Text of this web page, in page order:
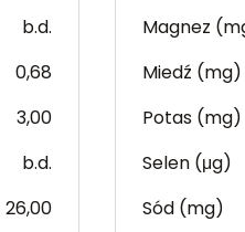
b.d.
0,68
3,00
b.d.
26,00
Magnez
Miedź (mg)
Potas (mg)
Selen (μg)
Sód (mg)